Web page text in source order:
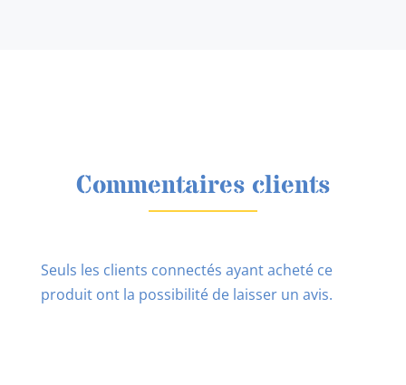
Commentaires clients
Seuls les clients connectés ayant acheté ce
produit ont la possibilité de laisser un avis.